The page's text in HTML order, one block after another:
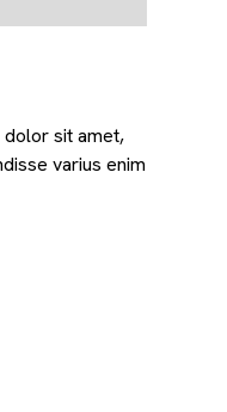
sit amet,
varius enim